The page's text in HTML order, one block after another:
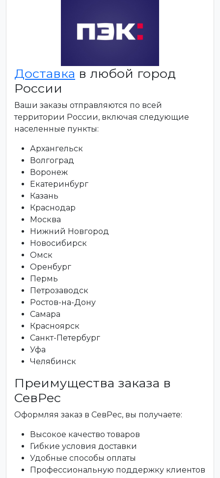
Доставка в любой город
России
Ваши заказы отправляются по всей
территории России, включая следующие
населенные пункты:
Архангельск
Волгоград
Воронеж
Екатеринбург
Казань
Краснодар
Москва
Нижний Новгород
Новосибирск
Омск
Оренбург
Пермь
Петрозаводск
Ростов-на-Дону
Самара
Красноярск
Санкт-Петербург
Уфа
Челябинск
Преимущества заказа в
СевРес
Оформляя заказ в СевРес, вы получаете:
Высокое качество товаров
Гибкие условия доставки
Удобные способы оплаты
Профессиональную поддержку клиентов